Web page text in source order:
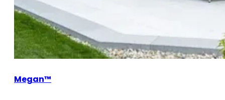
Megan™